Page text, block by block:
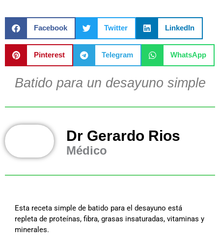
Facebook Twitter LinkedIn
Pinterest Telegram WhatsApp
Batido para un desayuno simple
Dr Gerardo Rios
Médico
Esta receta simple de batido para el desayuno está
repleta de proteínas, fibra, grasas insaturadas, vitaminas y
minerales.